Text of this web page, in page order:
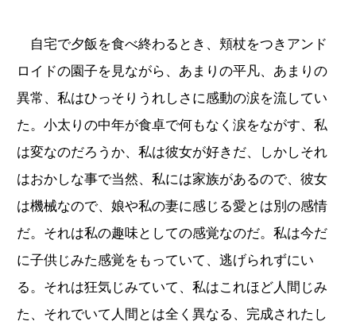
自宅で夕飯を食べ終わるとき、頬杖をつきアンド
ロイドの園子を見ながら、あまりの平凡、あまりの
異常、私はひっそりうれしさに感動の涙を流してい
た。小太りの中年が食卓で何もなく涙をながす、私
は変なのだろうか、私は彼女が好きだ、しかしそれ
はおかしな事で当然、私には家族があるので、彼女
は機械なので、娘や私の妻に感じる愛とは別の感情
だ。それは私の趣味としての感覚なのだ。私は今だ
に子供じみた感覚をもっていて、逃げられずにい
る。それは狂気じみていて、私はこれほど人間じみ
た、それでいて人間とは全く異なる、完成されたし